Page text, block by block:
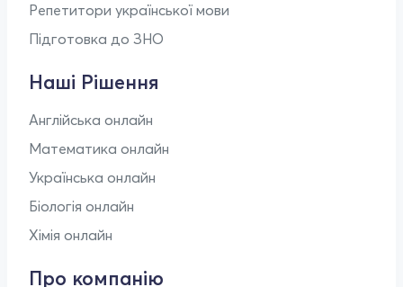
Репетитори української мови
Підготовка до ЗНО
Наші Рішення
Англійська онлайн
Математика онлайн
Українська онлайн
Біологія онлайн
Хімія онлайн
Про компанію